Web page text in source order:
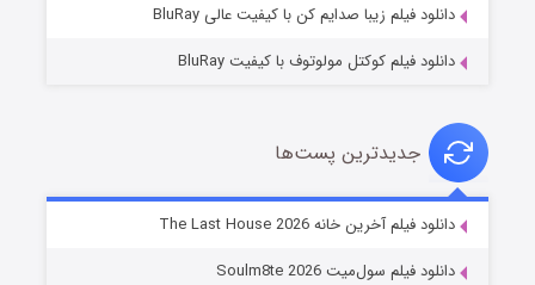
شوگر فصل ۲
دانلود فیلم زیبا صدایم کن با کیفیت عالی BluRay
دانلود فیلم کوکتل مولوتوف با کیفیت BluRay
جدیدترین پست‌ها
دانلود فیلم آخرین خانه The Last House 2026
دانلود فیلم سول‌میت Soulm8te 2026